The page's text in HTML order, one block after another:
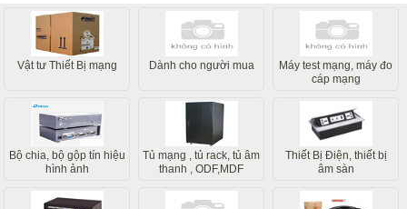
Vật tư Thiết Bị mạng Dành cho người mua
Máy test mạng, máy đo
cáp mạng
Bộ chia, bộ gộp tín hiệu
hình ảnh
Tủ mạng , tủ rack, tủ âm
thanh , ODF,MDF
Thiết Bị Điện, thiết bị
âm sàn